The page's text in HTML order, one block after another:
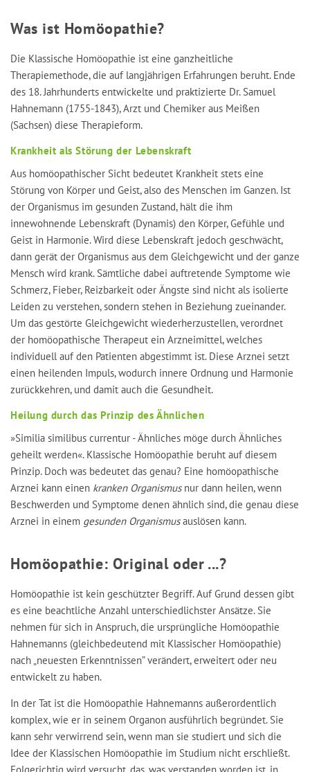
Was ist Homöopathie?
Die Klassische Homöopathie ist eine ganzheitliche
Therapiemethode, die auf langjährigen Erfahrungen beruht. Ende
des 18. Jahrhunderts entwickelte und praktizierte Dr. Samuel
Hahnemann (1755-1843), Arzt und Chemiker aus Meißen
(Sachsen) diese Therapieform.
Krankheit als Störung der Lebenskraft
Aus homöopathischer Sicht bedeutet Krankheit stets eine
Störung von Körper und Geist, also des Menschen im Ganzen. Ist
der Organismus im gesunden Zustand, hält die ihm
innewohnende Lebenskraft (Dynamis) den Körper, Gefühle und
Geist in Harmonie. Wird diese Lebenskraft jedoch geschwächt,
dann gerät der Organismus aus dem Gleichgewicht und der ganze
Mensch wird krank. Sämtliche dabei auftretende Symptome wie
Schmerz, Fieber, Reizbarkeit oder Ängste sind nicht als isolierte
Leiden zu verstehen, sondern stehen in Beziehung zueinander.
Um das gestörte Gleichgewicht wiederherzustellen, verordnet
der homöopathische Therapeut ein Arzneimittel, welches
individuell auf den Patienten abgestimmt ist. Diese Arznei setzt
einen heilenden Impuls, wodurch innere Ordnung und Harmonie
zurückkehren, und damit auch die Gesundheit.
Heilung durch das Prinzip des Ähnlichen
»Similia similibus currentur - Ähnliches möge durch Ähnliches
geheilt werden«. Klassische Homöopathie beruht auf diesem
Prinzip. Doch was bedeutet das genau? Eine homöopathische
Arznei kann einen kranken Organismusnur dann heilen, wenn
Beschwerden und Symptome denen ähnlich sind, die genau diese
Arznei in einem gesunden Organismusauslösen kann.
Homöopathie: Original oder ...?
Homöopathie ist kein geschützter Begriff. Auf Grund dessen gibt
es eine beachtliche Anzahl unterschiedlichster Ansätze. Sie
nehmen für sich in Anspruch, die ursprüngliche Homöopathie
Hahnemanns (gleichbedeutend mit Klassischer Homöopathie)
nach „neuesten Erkenntnissen” verändert, erweitert oder neu
entwickelt zu haben.
In der Tat ist die Homöopathie Hahnemanns außerordentlich
komplex, wie er in seinem Organon ausführlich begründet. Sie
kann sehr verwirrend sein, wenn man sie studiert und sich die
Idee der Klassischen Homöopathie im Studium nicht erschließt.